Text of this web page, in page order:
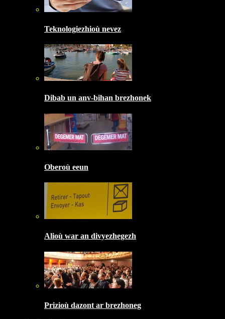
Teknologiezhioù nevez
Dibab un anv-bihan brezhonek
Oberoù eeun
Alioù war an divyezhegezh
Prizioù dazont ar brezhoneg